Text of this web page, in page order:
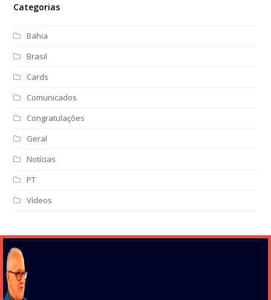
Categorias
Bahia
Brasil
Cards
Comunicados
Congratulações
Geral
Notícias
PT
Vídeos